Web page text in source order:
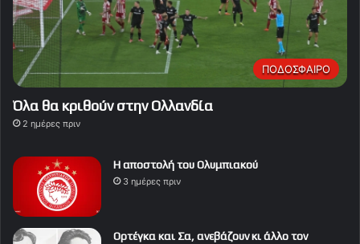
ΠΟΔΟΣΦΑΙΡΟ
Όλα θα κριθούν στην Ολλανδία
2 ημέρες πριν
Η αποστολή του Ολυμπιακού
3 ημέρες πριν
Ορτέγκα και Σα, ανεβάζουν κι άλλο τον